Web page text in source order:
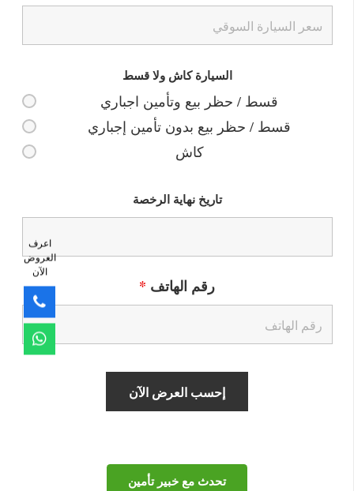
السيارة كاش ولا قسط
قسط / حظر بيع وتأمين اجباري
قسط / حظر بيع بدون تأمين إجباري
كاش
تاريخ نهاية الرخصة
رقم الهاتف *
تحدث مع خبير تأمين
اعرف
العروض
الآن